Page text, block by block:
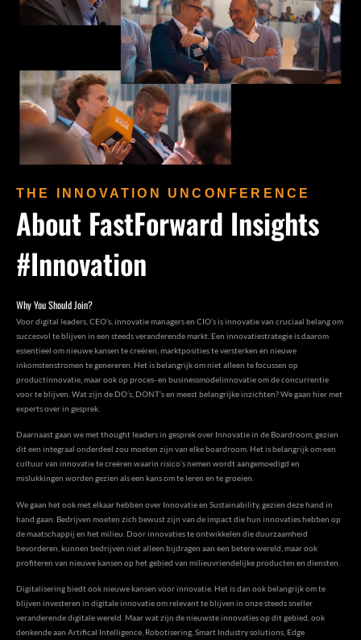
THE INNOVATION UNCONFERENCE
About FastForward Insights
#Innovation
Why You Should Join?
Voor digital leaders, CEO’s, innovatie managers en CIO’s is innovatie van cruciaal belang om
succesvol te blijven in een steeds veranderende markt. Een innovatiestrategie is daarom
essentieel om nieuwe kansen te creëren, marktposities te versterken en nieuwe
inkomstenstromen te genereren. Het is belangrijk om niet alleen te focussen op
productinnovatie, maar ook op proces- en businessmodelinnovatie om de concurrentie
voor te blijven. Wat zijn de DO’s, DONT’s en meest belangrijke inzichten? We gaan hier met
experts over in gesprek.
Daarnaast gaan we met thought leaders in gesprek over Innovatie in de Boardroom, gezien
dit een integraal onderdeel zou moeten zijn van elke boardroom. Het is belangrijk om een
cultuur van innovatie te creëren waarin risico’s nemen wordt aangemoedigd en
mislukkingen worden gezien als een kans om te leren en te groeien.
We gaan het ook met elkaar hebben over Innovatie en Sustainability, gezien deze hand in
hand gaan. Bedrijven moeten zich bewust zijn van de impact die hun innovaties hebben op
de maatschappij en het milieu. Door innovaties te ontwikkelen die duurzaamheid
bevorderen, kunnen bedrijven niet alleen bijdragen aan een betere wereld, maar ook
profiteren van nieuwe kansen op het gebied van milieuvriendelijke producten en diensten.
Digitalisering biedt ook nieuwe kansen voor innovatie. Het is dan ook belangrijk om te
blijven investeren in digitale innovatie om relevant te blijven in onze steeds sneller
veranderende digitale wereld. Maar wat zijn de nieuwste innovaties op dit gebied, ook
denkende aan Artifical Intelligence, Robotisering, Smart Industry solutions, Edge